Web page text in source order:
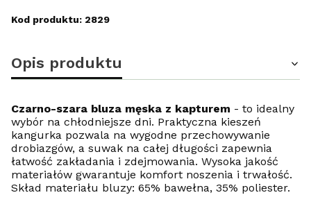
Kod produktu: 2829
Opis produktu
Czarno-szara bluza męska z kapturem - to idealny
wybór na chłodniejsze dni. Praktyczna kieszeń
kangurka pozwala na wygodne przechowywanie
drobiazgów, a suwak na całej długości zapewnia
łatwość zakładania i zdejmowania. Wysoka jakość
materiałów gwarantuje komfort noszenia i trwałość.
Skład materiału bluzy: 65% bawełna, 35% poliester.